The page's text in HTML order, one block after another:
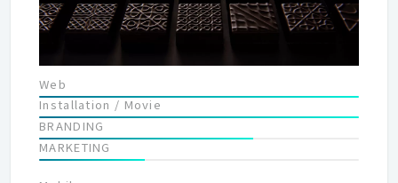
Web
Installation / Movie
BRANDING
MARKETING